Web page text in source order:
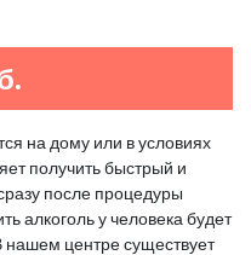
на дому или в условиях
получить быстрый и
после процедуры
алкоголь у человека будет
нашем центре существует